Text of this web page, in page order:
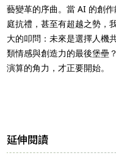
藝變革的序曲。當 AI 的創
庭抗禮，甚至有超越之勢，
大的叩問：未來是選擇人機
類情感與創造力的最後堡壘
演算的角力，才正要開始。
延伸閱讀